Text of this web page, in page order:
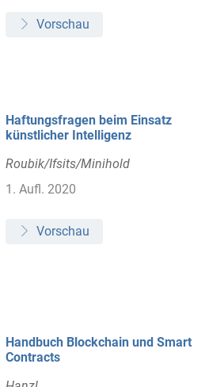
Vorschau
Haftungsfragen beim Einsatz
künstlicher Intelligenz
Roubik/Ifsits/Minihold
1. Aufl. 2020
Vorschau
Handbuch Blockchain und Smart
Contracts